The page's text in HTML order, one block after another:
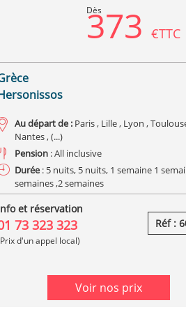
Dès
373 €TTC
Au départ de : Paris , Lille , Lyon ,
Nantes , (...)
Pension : All inclusive
Durée : 5 nuits, 5 nuits, 1 semaine 1
semaines ,2 semaines
et réservation
73 323 323
d'un appel local)
Réf :
Voir nos prix